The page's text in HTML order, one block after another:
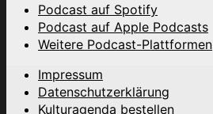
Podcast auf Spotify
Podcast auf Apple Podcasts
Weitere Podcast-Plattformen
Impressum
Datenschutzerklärung
Kulturagenda bestellen